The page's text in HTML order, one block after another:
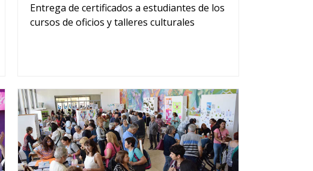
Entrega de certificados a estudiantes de los
cursos de oficios y talleres culturales